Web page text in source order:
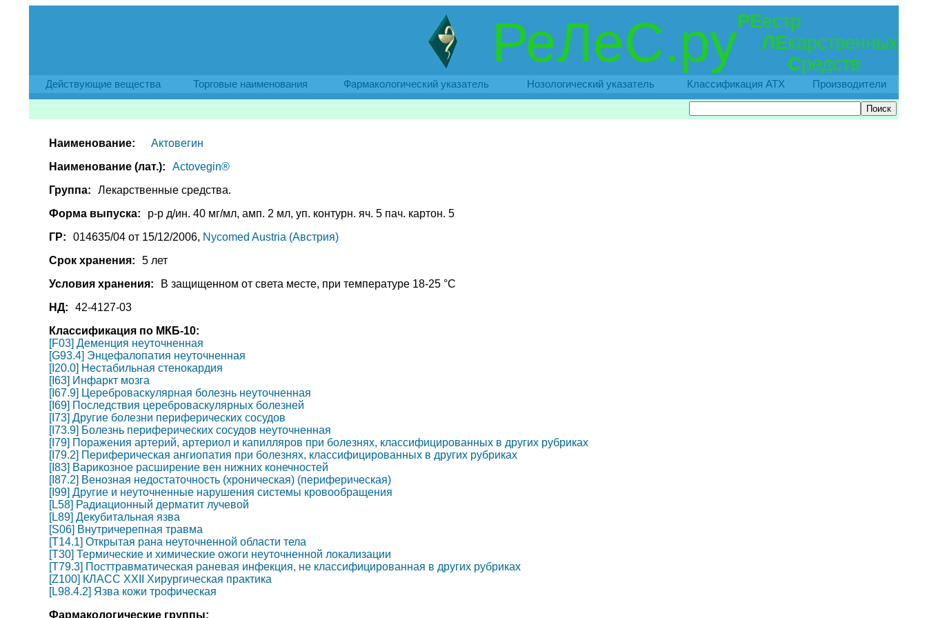
РеЛеС.руРЕестр
ЛЕкарственных
Средств
Действующие вещества Торговые наименования Фармакологический указатель Нозологический указатель Классификация АТХ Производители
Наименование:
Актовегин
Наименование (лат.):
Actovegin®
Группа:
Лекарственные средства.
Форма выпуска:
р-р д/ин. 40 мг/мл, амп. 2 мл, уп. контурн. яч. 5 пач. картон. 5
ГР:
014635/04 от 15/12/2006, Nycomed Austria (Австрия)
Срок хранения:
5 лет
Условия хранения:
В защищенном от света месте, при температуре 18-25 °C
НД:
42-4127-03
Классификация по МКБ-10:
[F03] Деменция неуточненная
[G93.4] Энцефалопатия неуточненная
[I20.0] Нестабильная стенокардия
[I63] Инфаркт мозга
[I67.9] Цереброваскулярная болезнь неуточненная
[I69] Последствия цереброваскулярных болезней
[I73] Другие болезни периферических сосудов
[I73.9] Болезнь периферических сосудов неуточненная
[I79] Поражения артерий, артериол и капилляров при болезнях, классифицированных в других рубриках
[I79.2] Периферическая ангиопатия при болезнях, классифицированных в других рубриках
[I83] Варикозное расширение вен нижних конечностей
[I87.2] Венозная недостаточность (хроническая) (периферическая)
[I99] Другие и неуточненные нарушения системы кровообращения
[L58] Радиационный дерматит лучевой
[L89] Декубитальная язва
[S06] Внутричерепная травма
[T14.1] Открытая рана неуточненной области тела
[T30] Термические и химические ожоги неуточненной локализации
[T79.3] Посттравматическая раневая инфекция, не классифицированная в других рубриках
[Z100] КЛАСС XXII Хирургическая практика
[L98.4.2] Язва кожи трофическая
Фармакологические группы: